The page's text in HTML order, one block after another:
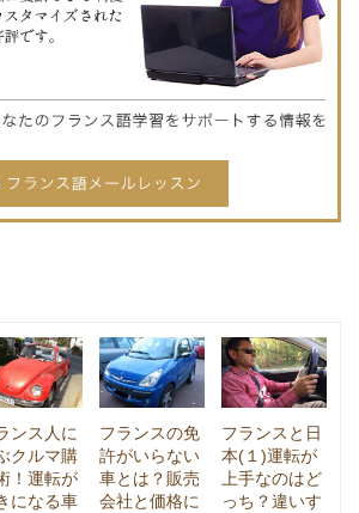
ンス人に
クルマ購
！運転が
になる車
フランスの免
許がいらない
車とは？販売
会社と価格に
フランスと日
本(１)運転が
上手なのはど
っち？違いす